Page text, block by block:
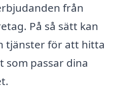
från
På så sätt kan
tjänster för att hitta
som passar dina